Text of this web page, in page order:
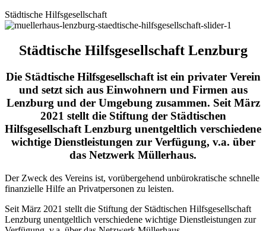
Städtische Hilfsgesellschaft
Städtische Hilfsgesellschaft Lenzburg
Die Städtische Hilfsgesellschaft ist ein privater Verein
und setzt sich aus Einwohnern und Firmen aus
Lenzburg und der Umgebung zusammen. Seit März
2021 stellt die Stiftung der Städtischen
Hilfsgesellschaft Lenzburg unentgeltlich verschiedene
wichtige Dienstleistungen zur Verfügung, v.a. über
das Netzwerk Müllerhaus.
Der Zweck des Vereins ist, vorübergehend unbürokratische schnelle
finanzielle Hilfe an Privatpersonen zu leisten.
Seit März 2021 stellt die Stiftung der Städtischen Hilfsgesellschaft
Lenzburg unentgeltlich verschiedene wichtige Dienstleistungen zur